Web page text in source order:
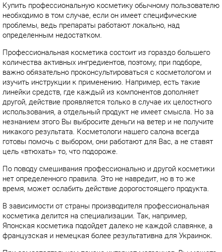
Купить профессиональную косметику обычному пользователю
необходимо в том случае, если он имеет специфические
проблемы, ведь препараты работают локально, над
определенным недостатком.
Профессиональная косметика состоит из гораздо большего
количества активных ингредиентов, поэтому, при подборе,
важно обязательно проконсультироваться с косметологом и
изучить инструкции к применению. Например, есть такие
линейки средств, где каждый из компонентов дополняет
другой, действие проявляется только в случае их целостного
использования, а отдельный продукт не имеет смысла. Но за
незнанием этого Вы выбросите деньги на ветер и не получите
никакого результата. Косметологи нашего салона всегда
готовы помочь с выбором, они работают для Вас, а не ставят
цель «втюхать» то, что подороже.
По поводу смешивания профессионально и другой косметики
нет определенного правила. Это не навредит, но в то же
время, может ослабить действие дорогостоящего продукта.
В зависимости от страны производителя профессиональная
косметика делится на специализации. Так, например,
Японская косметика подойдет далеко не каждой славянке, а
французская и немецкая более результативна для Украинок.